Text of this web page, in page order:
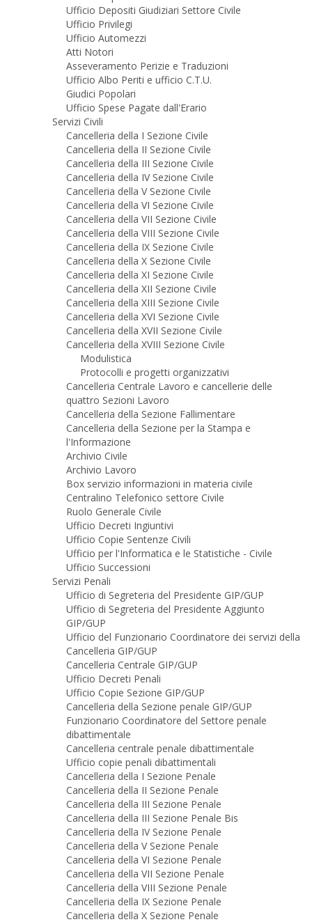
Ufficio Depositi Giudiziari Settore Civile
Ufficio Privilegi
Ufficio Automezzi
Atti Notori
Asseveramento Perizie e Traduzioni
Ufficio Albo Periti e ufficio C.T.U.
Giudici Popolari
Ufficio Spese Pagate dall'Erario
Servizi Civili
Cancelleria della I Sezione Civile
Cancelleria della II Sezione Civile
Cancelleria della III Sezione Civile
Cancelleria della IV Sezione Civile
Cancelleria della V Sezione Civile
Cancelleria della VI Sezione Civile
Cancelleria della VII Sezione Civile
Cancelleria della VIII Sezione Civile
Cancelleria della IX Sezione Civile
Cancelleria della X Sezione Civile
Cancelleria della XI Sezione Civile
Cancelleria della XII Sezione Civile
Cancelleria della XIII Sezione Civile
Cancelleria della XVI Sezione Civile
Cancelleria della XVII Sezione Civile
Cancelleria della XVIII Sezione Civile
Modulistica
Protocolli e progetti organizzativi
Cancelleria Centrale Lavoro e cancellerie delle
quattro Sezioni Lavoro
Cancelleria della Sezione Fallimentare
Cancelleria della Sezione per la Stampa e
l'Informazione
Archivio Civile
Archivio Lavoro
Box servizio informazioni in materia civile
Centralino Telefonico settore Civile
Ruolo Generale Civile
Ufficio Decreti Ingiuntivi
Ufficio Copie Sentenze Civili
Ufficio per l'Informatica e le Statistiche - Civile
Ufficio Successioni
Servizi Penali
Ufficio di Segreteria del Presidente GIP/GUP
Ufficio di Segreteria del Presidente Aggiunto
GIP/GUP
Ufficio del Funzionario Coordinatore dei servizi della
Cancelleria GIP/GUP
Cancelleria Centrale GIP/GUP
Ufficio Decreti Penali
Ufficio Copie Sezione GIP/GUP
Cancelleria della Sezione penale GIP/GUP
Funzionario Coordinatore del Settore penale
dibattimentale
Cancelleria centrale penale dibattimentale
Ufficio copie penali dibattimentali
Cancelleria della I Sezione Penale
Cancelleria della II Sezione Penale
Cancelleria della III Sezione Penale
Cancelleria della III Sezione Penale Bis
Cancelleria della IV Sezione Penale
Cancelleria della V Sezione Penale
Cancelleria della VI Sezione Penale
Cancelleria della VII Sezione Penale
Cancelleria della VIII Sezione Penale
Cancelleria della IX Sezione Penale
Cancelleria della X Sezione Penale